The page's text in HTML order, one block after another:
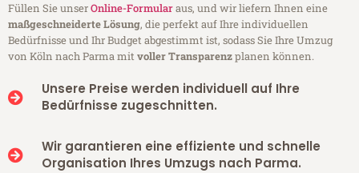
Füllen Sie unserOnline-Formularaus, und wir liefern Ihnen eine
maßgeschneiderte Lösung, die perfekt auf Ihre individuellen
Bedürfnisse und Ihr Budget abgestimmt ist, sodass Sie Ihre Umzug
von Köln nach Parma mitvoller Transparenzplanen können.
Unsere Preise werden individuell auf Ihre
Bedürfnisse zugeschnitten.
Wir garantieren eine effiziente und schnelle
Organisation Ihres Umzugs nach Parma.